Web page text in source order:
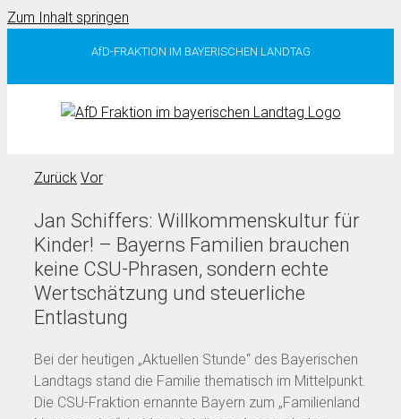
Zum Inhalt springen
AfD-FRAKTION IM BAYERISCHEN LANDTAG
Zurück Vor
Jan Schiffers: Willkommenskultur für
Kinder! – Bayerns Familien brauchen
keine CSU-Phrasen, sondern echte
Wertschätzung und steuerliche
Entlastung
Bei der heutigen „Aktuellen Stunde“ des Bayerischen
Landtags stand die Familie thematisch im Mittelpunkt.
Die CSU-Fraktion ernannte Bayern zum „Familienland